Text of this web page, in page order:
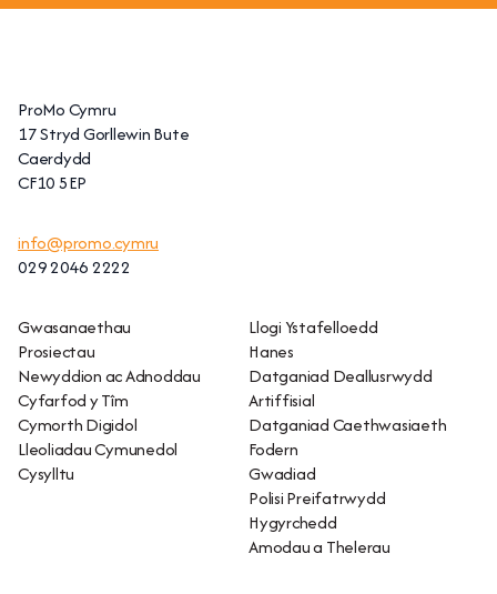
ProMo Cymru
17 Stryd Gorllewin Bute
Caerdydd
CF10 5EP
info@promo.cymru
029 2046 2222
Gwasanaethau
Prosiectau
Newyddion ac Adnoddau
Cyfarfod y Tîm
Cymorth Digidol
Lleoliadau Cymunedol
Cysylltu
Llogi Ystafelloedd
Hanes
Datganiad Deallusrwydd
Artiffisial
Datganiad Caethwasiaeth
Fodern
Gwadiad
Polisi Preifatrwydd
Hygyrchedd
Amodau a Thelerau